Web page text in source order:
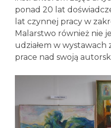
ponad 20 lat
lat czynnej pracy w
Malarstwo również nie
udziałem w wystawach
prace nad swoją